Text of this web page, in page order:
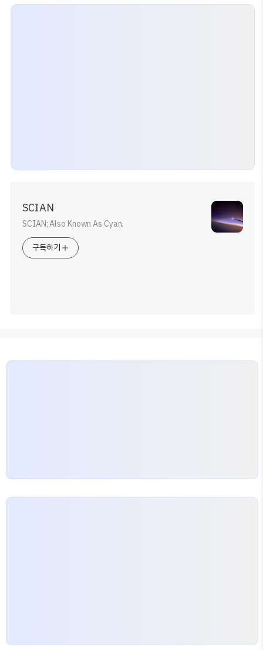
SCIAN
SCIAN; Also Known As Cyan.
구독하기